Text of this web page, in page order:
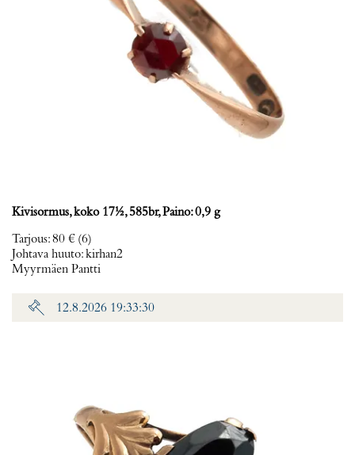
Kivisormus, koko 17½, 585br, Paino: 0,9 g
Tarjous:80 € (6)
Johtava huuto:kirhan2
Myyrmäen Pantti
12.8.2026 19:33:30